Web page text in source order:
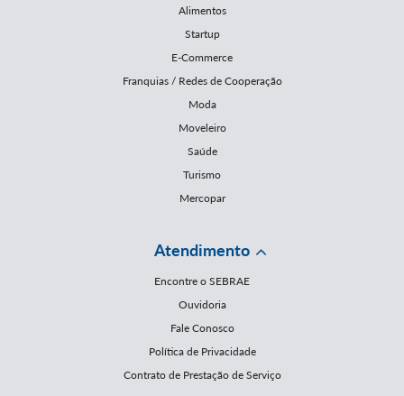
Alimentos
Startup
E-Commerce
Franquias / Redes de Cooperação
Moda
Moveleiro
Saúde
Turismo
Mercopar
Atendimento
Encontre o SEBRAE
Ouvidoria
Fale Conosco
Política de Privacidade
Contrato de Prestação de Serviço